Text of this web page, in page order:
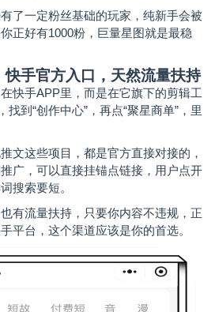
了一定粉丝基础的玩家，纯新手会被
正好有1000粉，巨量星图就是最稳
快手官方入口，天然流量扶持
快手APP里，而是在它旗下的剪辑工
找到“创作中心”，再点“聚星商单”，里
文这些项目，都是官方直接对接的，
广，可以直接挂锚点链接，用户点开
搜索要短。
有流量扶持，只要你内容不违规，正
平台，这个渠道应该是你的首选。